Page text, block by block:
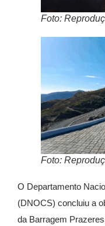
Foto:
Foto:
O Departamento
(DNOCS) concluiu a
da Barragem